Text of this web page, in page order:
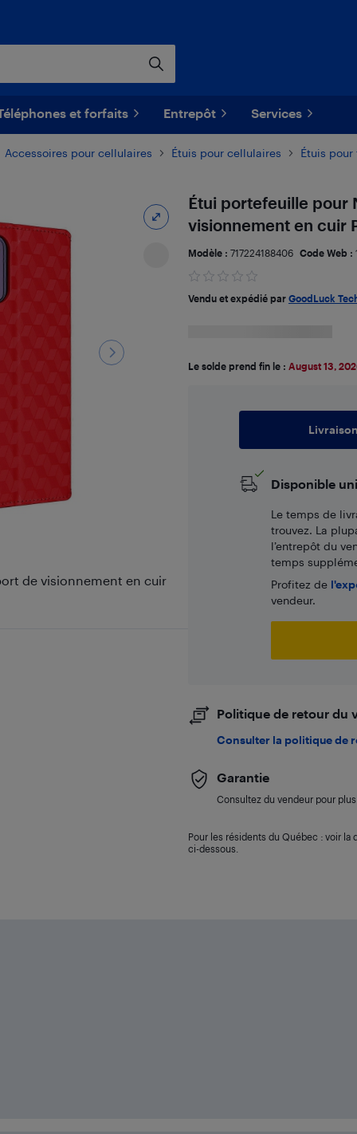
et forfaits Entrepôt Services
Accessoires pour cellulaires Étuis pour cellulaires Étuis
de visionnement en cuir
Étui portefeuille pour
visionnement en cuir
Modèle : 717224188406 Code Web :
Vendu et expédié par GoodLuck
Le solde prend fin le : August 13,
Disponible
Le temps de
trouvez. La
l’entrepôt du
temps
Profitez de
vendeur.
Politique de retour du
Consulter la politique de
Garantie
Consultez du vendeur pour
Pour les résidents du Québec : voir
ci-dessous.